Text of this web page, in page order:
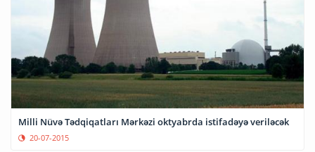
Milli Nüvə Tədqiqatları Mərkəzi oktyabrda istifadəyə veriləcək
20-07-2015